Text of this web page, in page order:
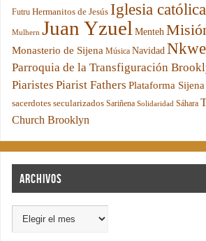
Futru Hermanitos de Jesús Iglesia católica
Mulhern Juan Yzuel Menteh
Monasterio de Sijena Música Navidad
Parroquia de la Transfiguración
Piaristes Piarist Fathers Plataforma
sacerdotes secularizados Sariñena Solidaridad Sáhara
Church Brooklyn
Archivos